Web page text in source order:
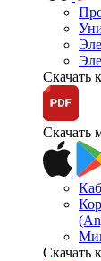
Скачать
Скачать
Скачать